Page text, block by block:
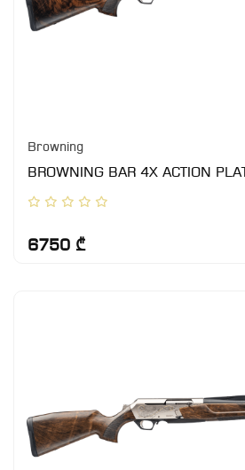
Browning
BROWNING BAR 4X ACTION
6750 ₾